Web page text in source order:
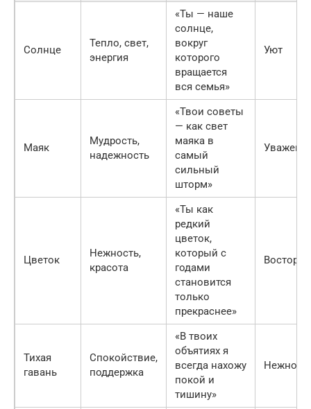
Солнце
Тепло, свет,
энергия
«Ты — наше
солнце,
вокруг
которого
вращается
вся семья»
Уют
Маяк
Мудрость,
надежность
«Твои советы
— как свет
маяка в
самый
сильный
шторм»
Цветок
Нежность,
красота
«Ты как
редкий
цветок,
который с
годами
становится
только
прекраснее»
Восторг
Тихая
гавань
Спокойствие,
поддержка
«В твоих
объятиях я
всегда нахожу
покой и
тишину»